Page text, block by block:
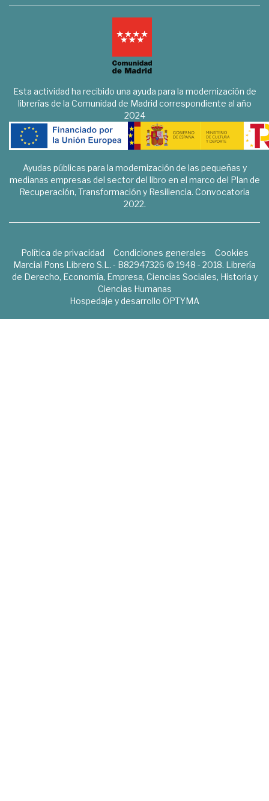
Esta actividad ha recibido una ayuda para la modernización de
librerías de la Comunidad de Madrid correspondiente al año
2024
Ayudas públicas para la modernización de las pequeñas y
medianas empresas del sector del libro en el marco del Plan de
Recuperación, Transformación y Resiliencia. Convocatoria
2022.
Política de privacidad Condiciones generales
Cookies
Marcial Pons Librero S.L. - B82947326 © 1948 - 2018. Librería
de Derecho, Economía, Empresa, Ciencias Sociales, Historia y
Ciencias Humanas
Hospedaje y desarrollo OPTYMA